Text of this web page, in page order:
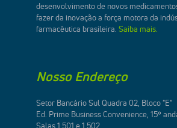
desenvolvimento de novos
fazer da inovação a força motora da
farmacêutica brasileira. Saiba mais.
Nosso Endereço
Setor Bancário Sul Quadra 02, Bloco "E"
Ed. Prime Business Convenience, 15º
Salas 1.501 e 1.502